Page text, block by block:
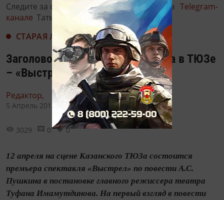
Следите за самым важным и интересным в Telegram-
канале Татмедиа
СТАРАЯ ЛЕНТА НОВОСТЕЙ
Заголовок: Апрельская премьера в ТЮЗе
– «Выстрел»
Редактор,
5 Апрель 2018 - 10:15
3029 0 0
12 апреля на сцене Казанского ТЮЗа состоится
премьера спектакля «Выстрел» по повести А.С.
Пушкина в постановке главного режиссера театра
Туфана Имамутдинова. На первый взгляд в повести